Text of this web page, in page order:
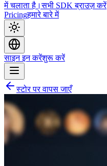
में चलाता है।सभी SDK ब्राउज़ करें
Pricingहमारे बारे में
साइन इन करेंशुरू करें
स्टोर पर वापस जाएँ